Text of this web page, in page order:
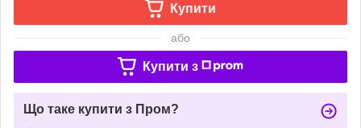
Купити
або
Купити з
Що таке купити з Пром?